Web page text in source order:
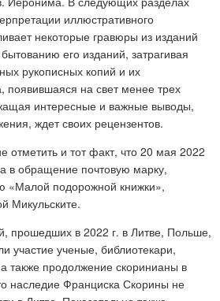
иллюстративного
некоторые гравюры из изданий
его изданий, затрагивая
рукописных копий и их
появившаяся на свет менее трех
интересные и важные выводы,
ждет своих рецензентов.
отметить и тот факт, что 20 мая 2022
в обращение почтовую марку,
«Малой подорожной книжки»,
Микульските.
прошедших в 2022 г. в Литве, Польше,
участие ученые, библиотекари,
также продолжение скоринианы в
наследие Франциска Скорины не